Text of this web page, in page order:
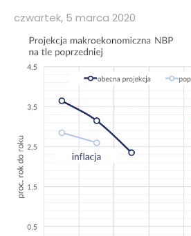
czwartek, 5 marca 2020